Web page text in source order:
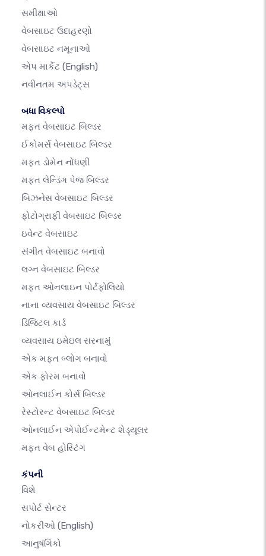
સમીક્ષાઓ
વેબસાઇટ ઉદાહરણો
વેબસાઇટ નમૂનાઓ
એપ માર્કેટ (English)
નવીનતમ અપડેટ્સ
બધા વિકલ્પો
મફત વેબસાઇટ બિલ્ડર
ઈકોમર્સ વેબસાઇટ બિલ્ડર
મફત ડોમેન નોંધણી
મફત લેન્ડિંગ પેજ બિલ્ડર
બિઝનેસ વેબસાઇટ બિલ્ડર
ફોટોગ્રાફી વેબસાઇટ બિલ્ડર
ઇવેન્ટ વેબસાઇટ
સંગીત વેબસાઇટ બનાવો
લગ્ન વેબસાઇટ બિલ્ડર
મફત ઓનલાઇન પોર્ટફોલિયો
નાના વ્યવસાય વેબસાઇટ બિલ્ડર
ડિજિટલ કાર્ડ
વ્યવસાય ઇમેઇલ સરનામું
એક મફત બ્લોગ બનાવો
એક ફોરમ બનાવો
ઓનલાઈન કોર્સ બિલ્ડર
રેસ્ટોરન્ટ વેબસાઇટ બિલ્ડર
ઓનલાઈન એપોઈન્ટમેન્ટ શેડ્યૂલર
મફત વેબ હોસ્ટિંગ
કંપની
વિશે
સપોર્ટ સેન્ટર
નોકરીઓ (English)
આનુષંગિકો